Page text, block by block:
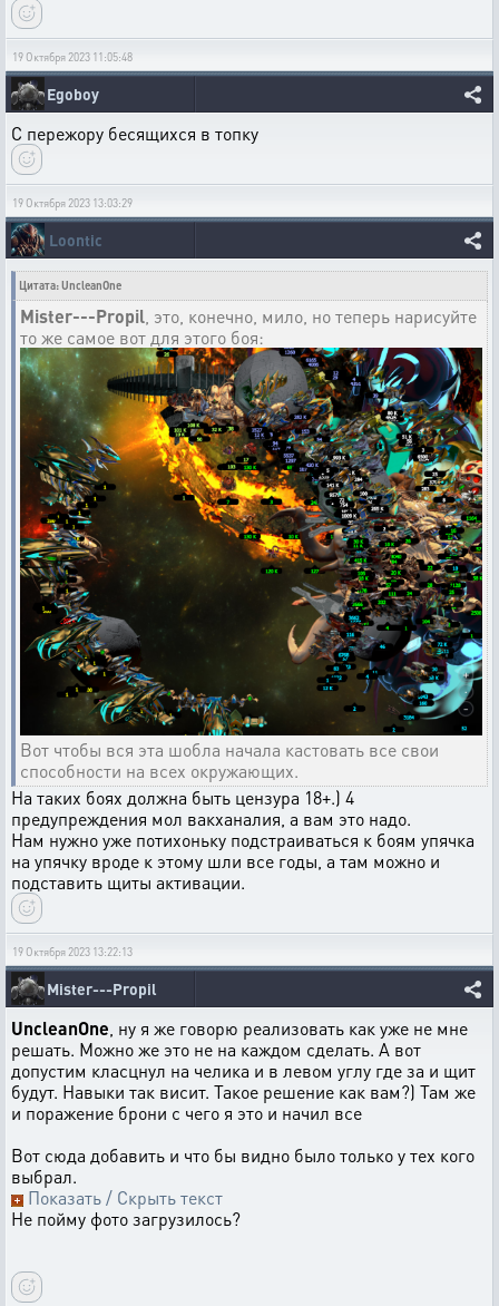
19 Октября 2023 11:05:48
Egoboy
С пережору бесящихся в топку
19 Октября 2023 13:03:29
Loontic
Цитата: UncleanOne
Mister---Propil , это, конечно, мило, но теперь нарисуйте
то же самое вот для этого боя:
Вот чтобы вся эта шобла начала кастовать все свои
способности на всех окружающих.
На таких боях должна быть цензура 18+.) 4
предупреждения мол вакханалия, а вам это надо.
Нам нужно уже потихоньку подстраиваться к боям упячка
на упячку вроде к этому шли все годы, а там можно и
подставить щиты активации.
19 Октября 2023 13:22:13
Mister---Propil
UncleanOne , ну я же говорю реализовать как уже не мне
решать. Можно же это не на каждом сделать. А вот
допустим класцнул на челика и в левом углу где за и щит
будут. Навыки так висит. Такое решение как вам?) Там же
и поражение брони с чего я это и начил все
Вот сюда добавить и что бы видно было только у тех кого
выбрал.
Показать / Скрыть текст
Не пойму фото загрузилось?